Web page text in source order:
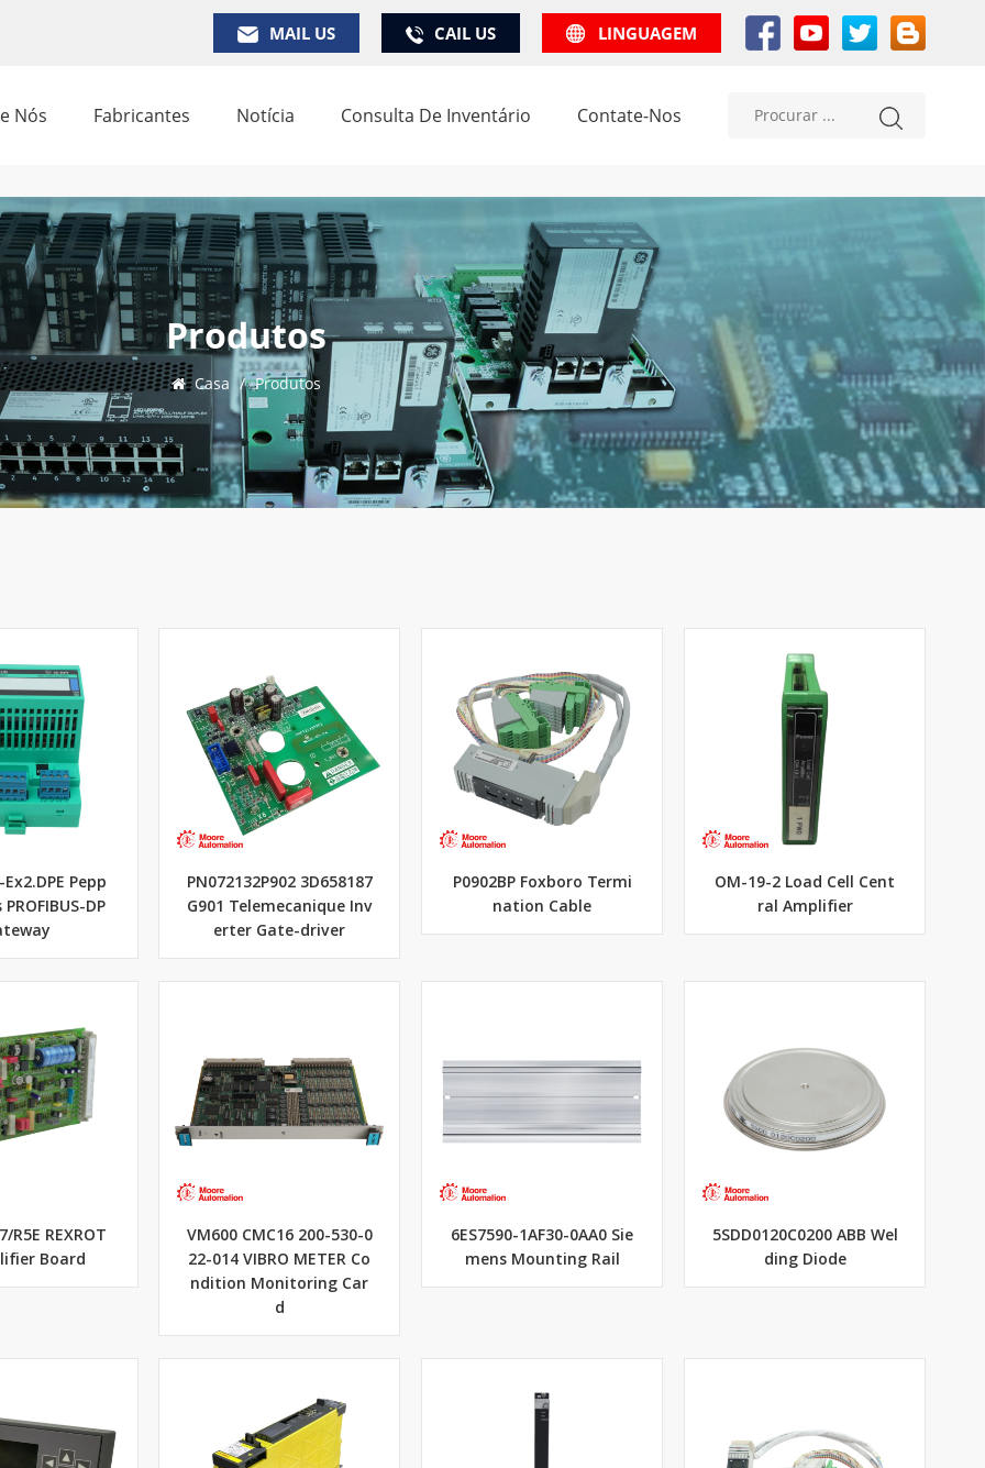
MAIL US CAIL US LINGUAGEM
Nós Fabricantes Notícia Consulta De Inventário Contate-Nos
Produtos
Casa / Produtos
Ex2.DPE Pepp
DP
PN072132P902 3D658187
G901 Telemecanique Inv
erter Gate-driver
P0902BP Foxboro Termi
nation Cable
OM-19-2 Load Cell Cent
ral Amplifier
R5E REXROT
Board
VM600 CMC16 200-530-0
22-014 VIBRO METER Co
ndition Monitoring Car
d
6ES7590-1AF30-0AA0 Sie
mens Mounting Rail
5SDD0120C0200 ABB Wel
ding Diode